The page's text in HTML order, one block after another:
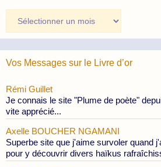
des
Publications
Vos Messages sur le Livre d’or
Rémi Guillet
Je connais le site "Plume de poète"
vite apprécié...
Axelle BOUCHER NGAMANI
Superbe site que j'aime survoler quand
pour y découvrir divers haïkus